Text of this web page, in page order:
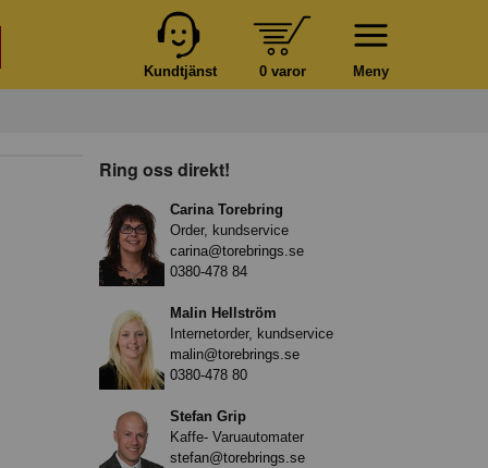
Meny
0 varor
Kundtjänst
Ring oss direkt!
Carina Torebring
Order, kundservice
carina@torebrings.se
0380-478 84
Malin Hellström
Internetorder, kundservice
malin@torebrings.se
0380-478 80
Stefan Grip
Kaffe- Varuautomater
stefan@torebrings.se